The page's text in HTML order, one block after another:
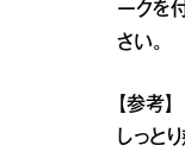
ークを
さい。
【参考】
しっと